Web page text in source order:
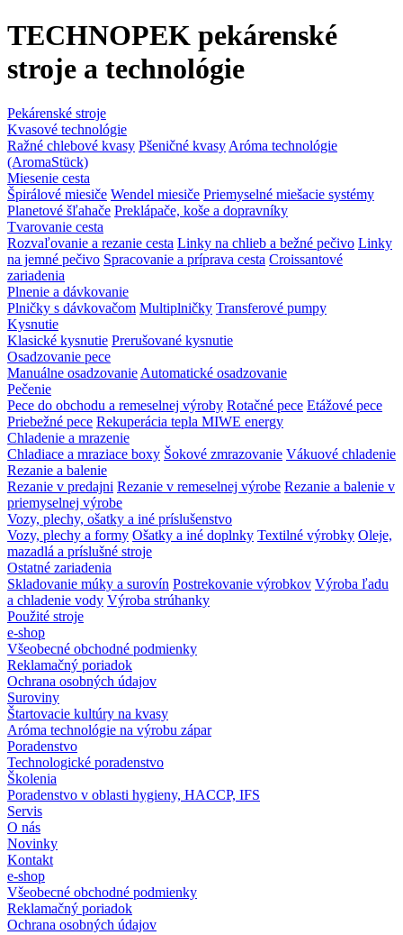
TECHNOPEK pekárenské
stroje a technológie
Pekárenské stroje
Kvasové technológie
Ražné chlebové kvasy Pšeničné kvasy Aróma technológie
(AromaStück)
Miesenie cesta
Špirálové miesiče Wendel miesiče Priemyselné miešacie systémy
Planetové šľahače Preklápače, koše a dopravníky
Tvarovanie cesta
Rozvaľovanie a rezanie cesta Linky na chlieb a bežné pečivo Linky
na jemné pečivo Spracovanie a príprava cesta Croissantové
zariadenia
Plnenie a dávkovanie
Plničky s dávkovačom Multiplničky Transferové pumpy
Kysnutie
Klasické kysnutie Prerušované kysnutie
Osadzovanie pece
Manuálne osadzovanie Automatické osadzovanie
Pečenie
Pece do obchodu a remeselnej výroby Rotačné pece Etážové pece
Priebežné pece Rekuperácia tepla MIWE energy
Chladenie a mrazenie
Chladiace a mraziace boxy Šokové zmrazovanie Vákuové chladenie
Rezanie a balenie
Rezanie v predajni Rezanie v remeselnej výrobe Rezanie a balenie v
priemyselnej výrobe
Vozy, plechy, ošatky a iné príslušenstvo
Vozy, plechy a formy Ošatky a iné doplnky Textilné výrobky Oleje,
mazadlá a príslušné stroje
Ostatné zariadenia
Skladovanie múky a surovín Postrekovanie výrobkov Výroba ľadu
a chladenie vody Výroba strúhanky
Použité stroje
e-shop
Všeobecné obchodné podmienky
Reklamačný poriadok
Ochrana osobných údajov
Suroviny
Štartovacie kultúry na kvasy
Aróma technológie na výrobu zápar
Poradenstvo
Technologické poradenstvo
Školenia
Poradenstvo v oblasti hygieny, HACCP, IFS
Servis
O nás
Novinky
Kontakt
e-shop
Všeobecné obchodné podmienky
Reklamačný poriadok
Ochrana osobných údajov